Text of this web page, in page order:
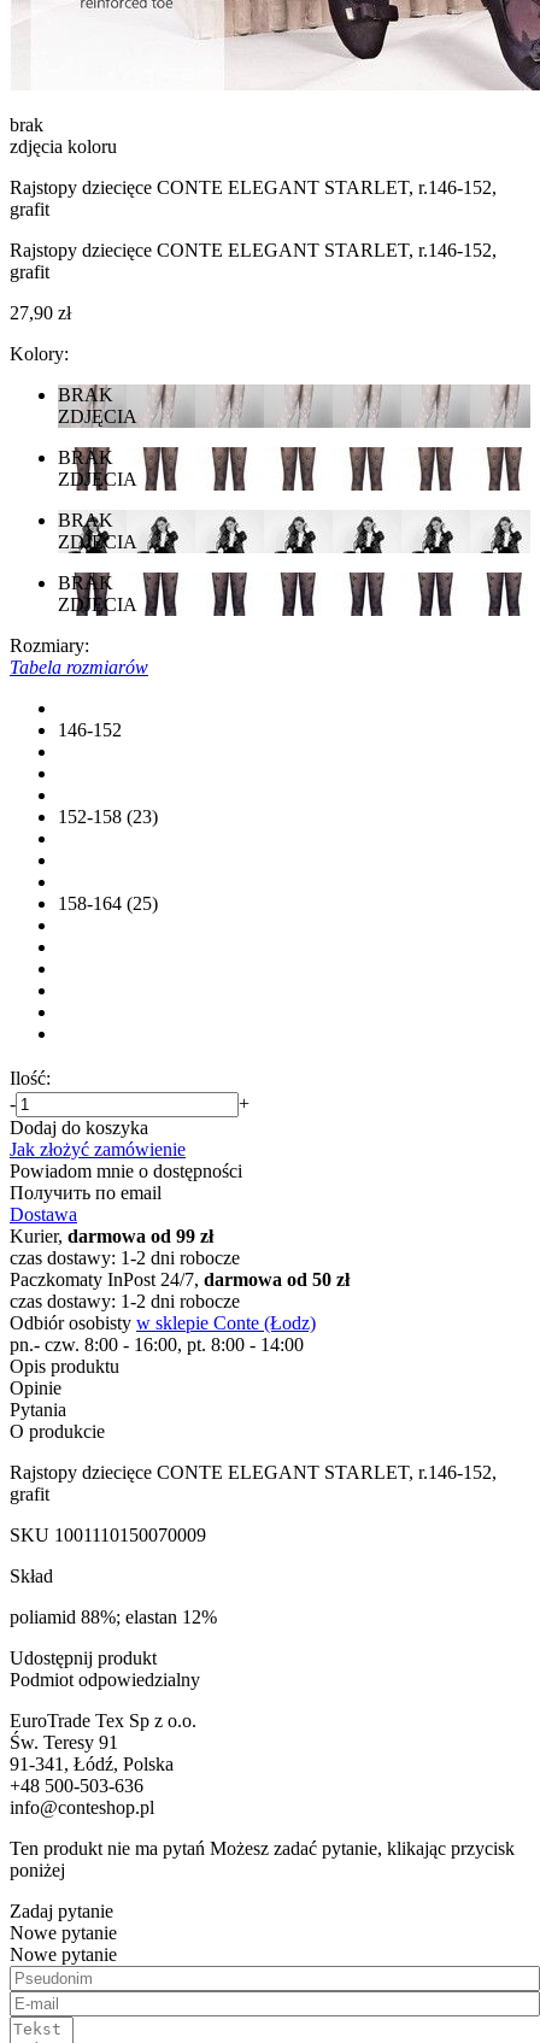
brak
zdjęcia koloru
Rajstopy dziecięce CONTE ELEGANT STARLET, r.146-152,
grafit
Rajstopy dziecięce CONTE ELEGANT STARLET, r.146-152,
grafit
27,90 zł
Kolory:
BRAK
ZDJĘCIA
BRAK
ZDJĘCIA
BRAK
ZDJĘCIA
BRAK
ZDJĘCIA
Rozmiary:
Tabela rozmiarów
146-152
152-158 (23)
158-164 (25)
Ilość:
-
+
Dodaj do koszyka
Jak złożyć zamówienie
Powiadom mnie o dostępności
Получить по email
Dostawa
Kurier, darmowa od 99 zł
czas dostawy: 1-2 dni robocze
Paczkomaty InPost 24/7, darmowa od 50 zł
czas dostawy: 1-2 dni robocze
Odbiór osobisty w sklepie Conte (Łodz)
pn.- czw. 8:00 - 16:00, pt. 8:00 - 14:00
Opis produktu
Opinie
Pytania
O produkcie
Rajstopy dziecięce CONTE ELEGANT STARLET, r.146-152,
grafit
SKU 1001110150070009
Skład
poliamid 88%; elastan 12%
Udostępnij produkt
Podmiot odpowiedzialny
EuroTrade Tex Sp z o.o.
Św. Teresy 91
91-341, Łódź, Polska
+48 500-503-636
info@conteshop.pl
Ten produkt nie ma pytań Możesz zadać pytanie, klikając przycisk
poniżej
Zadaj pytanie
Nowe pytanie
Nowe pytanie